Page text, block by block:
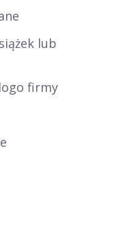
lub
firmy